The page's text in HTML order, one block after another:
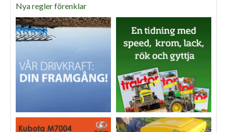
Nya regler förenklar